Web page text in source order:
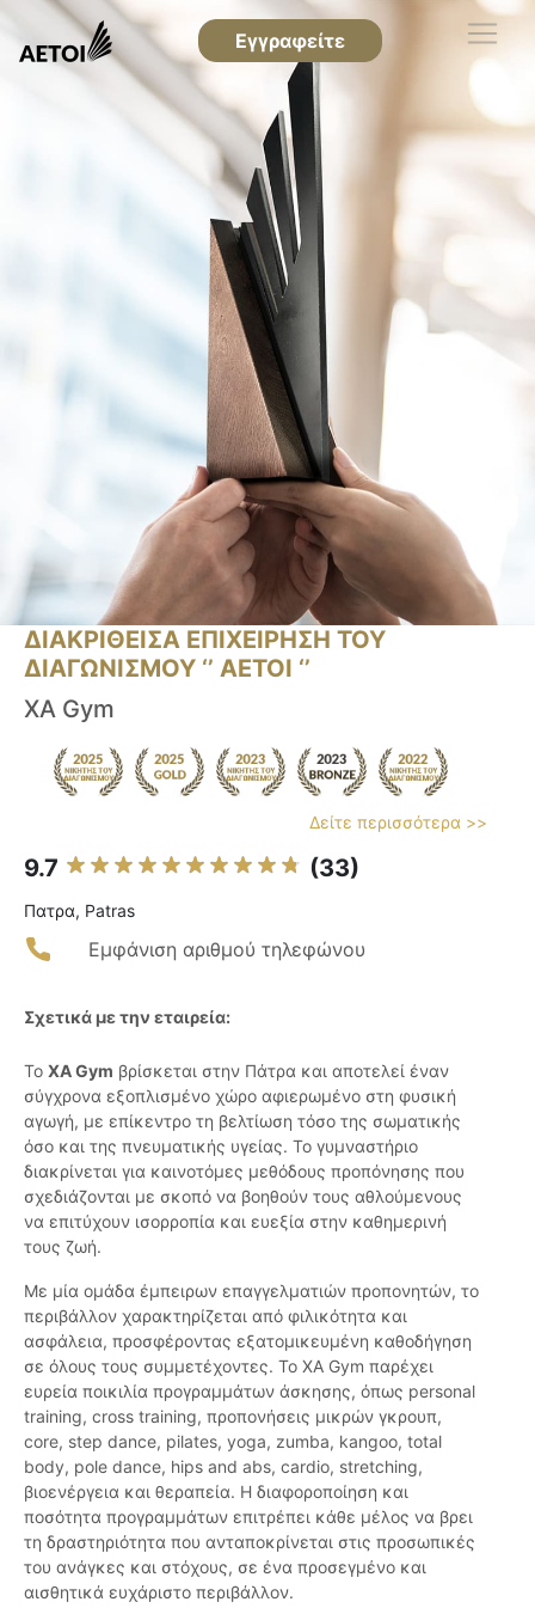
Εγγραφείτε
ΔΙΑΚΡΙΘΕΙΣΑ ΕΠΙΧΕΙΡΗΣΗ ΤΟΥ
ΔΙΑΓΩΝΙΣΜΟΥ ‘’ ΑΕΤΟΙ ‘’
XA Gym
Δείτε περισσότερα >>
9.7 (33)
Πατρα, Patras
Εμφάνιση αριθμού τηλεφώνου
Σχετικά με την εταιρεία:
Το XA Gym βρίσκεται στην Πάτρα και αποτελεί έναν
σύγχρονα εξοπλισμένο χώρο αφιερωμένο στη φυσική
αγωγή, με επίκεντρο τη βελτίωση τόσο της σωματικής
όσο και της πνευματικής υγείας. Το γυμναστήριο
διακρίνεται για καινοτόμες μεθόδους προπόνησης που
σχεδιάζονται με σκοπό να βοηθούν τους αθλούμενους
να επιτύχουν ισορροπία και ευεξία στην καθημερινή
τους ζωή.
Με μία ομάδα έμπειρων επαγγελματιών προπονητών, το
περιβάλλον χαρακτηρίζεται από φιλικότητα και
ασφάλεια, προσφέροντας εξατομικευμένη καθοδήγηση
σε όλους τους συμμετέχοντες. Το XA Gym παρέχει
ευρεία ποικιλία προγραμμάτων άσκησης, όπως personal
training, cross training, προπονήσεις μικρών γκρουπ,
core, step dance, pilates, yoga, zumba, kangoo, total
body, pole dance, hips and abs, cardio, stretching,
βιοενέργεια και θεραπεία. Η διαφοροποίηση και
ποσότητα προγραμμάτων επιτρέπει κάθε μέλος να βρει
τη δραστηριότητα που ανταποκρίνεται στις προσωπικές
του ανάγκες και στόχους, σε ένα προσεγμένο και
αισθητικά ευχάριστο περιβάλλον.